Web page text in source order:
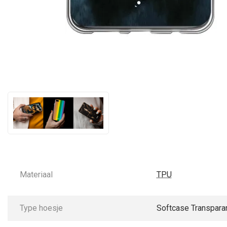
Materiaal TPU
Type hoesje Softcase